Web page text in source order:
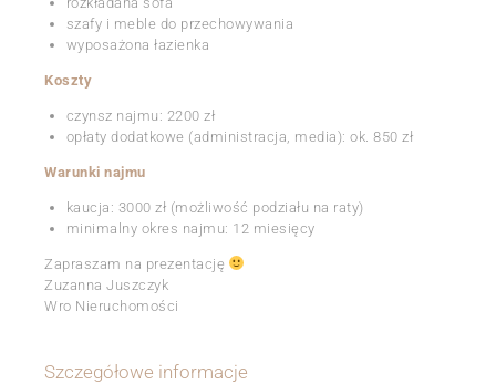
szafy i meble do przechowywania
wyposażona łazienka
Koszty
czynsz najmu: 2200 zł
opłaty dodatkowe (administracja, media): ok. 850 zł
Warunki najmu
kaucja: 3000 zł (możliwość podziału na raty)
minimalny okres najmu: 12 miesięcy
Zapraszam na prezentację
Zuzanna Juszczyk
Wro Nieruchomości
Szczegółowe informacje